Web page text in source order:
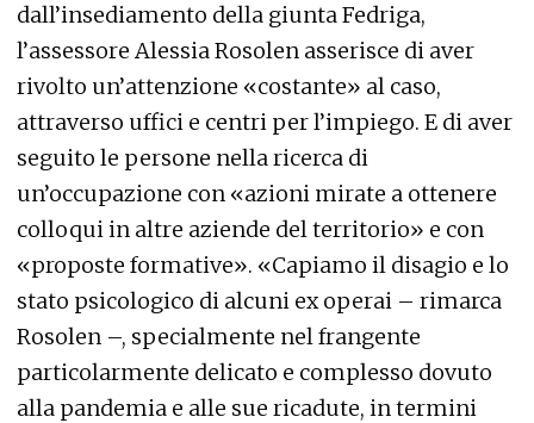
dall’insediamento della giunta Fedriga,
l’assessore Alessia Rosolen asserisce di aver
rivolto un’attenzione «costante» al caso,
attraverso uffici e centri per l’impiego. E di aver
seguito le persone nella ricerca di
un’occupazione con «azioni mirate a ottenere
colloqui in altre aziende del territorio» e con
«proposte formative». «Capiamo il disagio e lo
stato psicologico di alcuni ex operai – rimarca
Rosolen –, specialmente nel frangente
particolarmente delicato e complesso dovuto
alla pandemia e alle sue ricadute, in termini